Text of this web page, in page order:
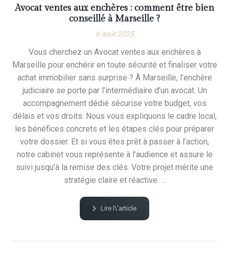
Avocat ventes aux enchères : comment être bien
conseillé à Marseille ?
6 août 2025
Vous cherchez un Avocat ventes aux enchères à
Marseille pour enchérir en toute sécurité et finaliser votre
achat immobilier sans surprise ? À Marseille, l’enchère
judiciaire se porte par l’intermédiaire d’un avocat. Un
accompagnement dédié sécurise votre budget, vos
délais et vos droits. Nous vous expliquons le cadre local,
les bénéfices concrets et les étapes clés pour préparer
votre dossier. Et si vous êtes prêt à passer à l’action,
notre cabinet vous représente à l’audience et assure le
suivi jusqu’à la remise des clés. Votre projet mérite une
stratégie claire et réactive. ...
Lire l\'article